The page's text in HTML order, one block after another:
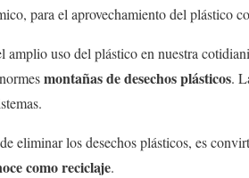
para el aprovechamiento del plástico
amplio uso del plástico en nuestra
montañas de desechos plásticos.
eliminar los desechos plásticos, es
como reciclaje.